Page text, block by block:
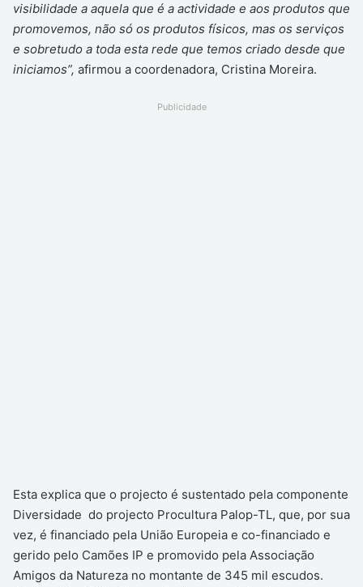
visibilidade a aquela que é a actividade e aos produtos que
promovemos, não só os produtos físicos, mas os serviços
e sobretudo a toda esta rede que temos criado desde que
iniciamos”, afirmou a coordenadora, Cristina Moreira.
Publicidade
Esta explica que o projecto é sustentado pela componente
Diversidade do projecto Procultura Palop-TL, que, por sua
vez, é financiado pela União Europeia e co-financiado e
gerido pelo Camões IP e promovido pela Associação
Amigos da Natureza no montante de 345 mil escudos.